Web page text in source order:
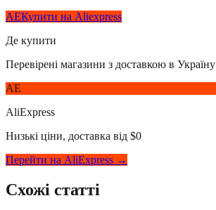
AEКупити на Aliexpress
Де купити
Перевірені магазини з доставкою в Україну
AE
AliExpress
Низькі ціни, доставка від $0
Перейти на AliExpress →
Схожі статті